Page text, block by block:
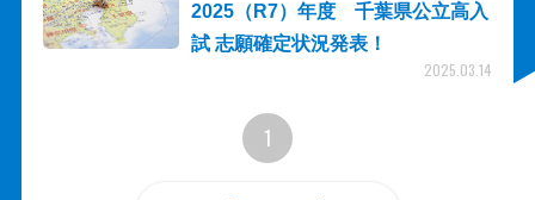
2025（R7）年度 千葉県公立高入
試 志願確定状況発表！
2025.03.14
1